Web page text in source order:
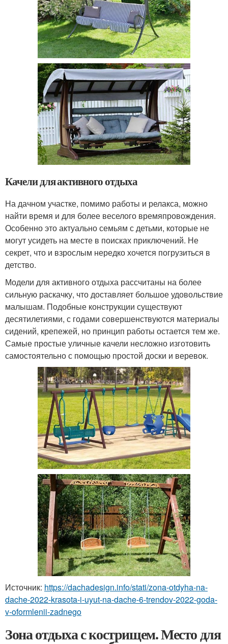
Качели для активного отдыха
На дачном участке, помимо работы и релакса, можно
найти время и для более веселого времяпровождения.
Особенно это актуально семьям с детьми, которые не
могут усидеть на месте в поисках приключений. Не
секрет, что и взрослым нередко хочется погрузиться в
детство.
Модели для активного отдыха рассчитаны на более
сильную раскачку, что доставляет большое удовольствие
малышам. Подобные конструкции существуют
десятилетиями, с годами совершенствуются материалы
сидений, крепежей, но принцип работы остается тем же.
Самые простые уличные качели несложно изготовить
самостоятельно с помощью простой доски и веревок.
Источник: https://dachadesign.info/stati/zona-otdyha-na-
dache-2022-krasota-i-uyut-na-dache-6-trendov-2022-goda-
v-oformlenii-zadnego
Зона отдыха с кострищем. Место для